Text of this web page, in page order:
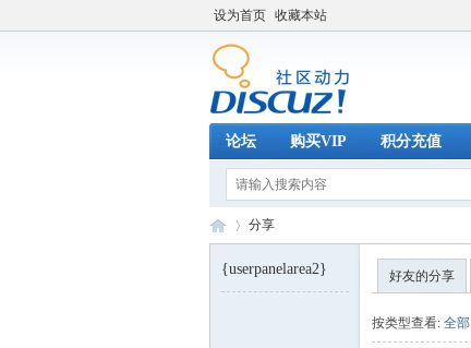
设为首页 收藏本站
论坛 购买VIP 积分充值
分享
{userpanelarea2} 好友的分享
按类型查看: 全部